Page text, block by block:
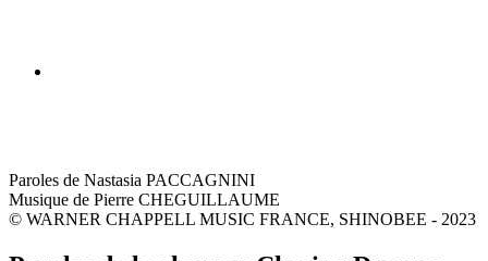
Paroles de Nastasia PACCAGNINI
Musique de Pierre CHEGUILLAUME
© WARNER CHAPPELL MUSIC FRANCE, SHINOBEE - 2023